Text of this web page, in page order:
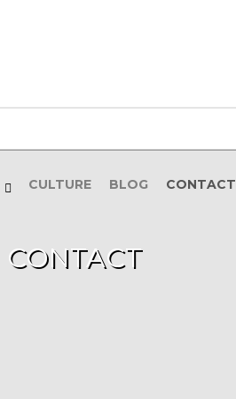
CULTURE BLOG CONTACT
CONTACT